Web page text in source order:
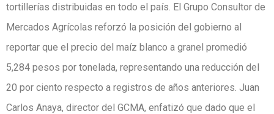
tortillerías distribuidas en todo el país. El Grupo Consultor de
Mercados Agrícolas reforzó la posición del gobierno al
reportar que el precio del maíz blanco a granel promedió
5,284 pesos por tonelada, representando una reducción del
20 por ciento respecto a registros de años anteriores. Juan
Carlos Anaya, director del GCMA, enfatizó que dado que el